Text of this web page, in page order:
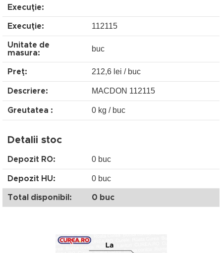
Execuţie:
Execuţie: 112115
Unitate de
masura:
buc
Preţ: 212,6 lei / buc
Descriere: MACDON 112115
Greutatea : 0 kg / buc
Detalii stoc
Depozit RO: 0 buc
Depozit HU: 0 buc
Total disponibil: 0 buc